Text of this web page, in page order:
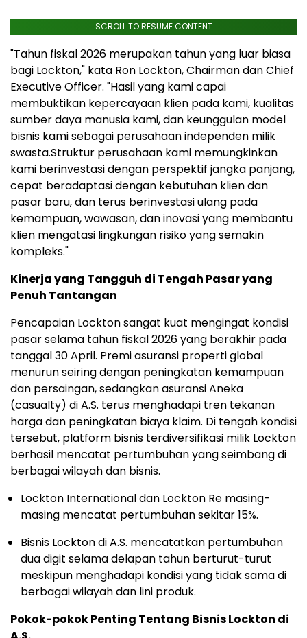
SCROLL TO RESUME CONTENT
"Tahun fiskal 2026 merupakan tahun yang luar biasa
bagi Lockton," kata Ron Lockton, Chairman dan Chief
Executive Officer. "Hasil yang kami capai
membuktikan kepercayaan klien pada kami, kualitas
sumber daya manusia kami, dan keunggulan model
bisnis kami sebagai perusahaan independen milik
swasta.Struktur perusahaan kami memungkinkan
kami berinvestasi dengan perspektif jangka panjang,
cepat beradaptasi dengan kebutuhan klien dan
pasar baru, dan terus berinvestasi ulang pada
kemampuan, wawasan, dan inovasi yang membantu
klien mengatasi lingkungan risiko yang semakin
kompleks."
Kinerja yang Tangguh di Tengah Pasar yang
Penuh Tantangan
Pencapaian Lockton sangat kuat mengingat kondisi
pasar selama tahun fiskal 2026 yang berakhir pada
tanggal 30 April. Premi asuransi properti global
menurun seiring dengan peningkatan kemampuan
dan persaingan, sedangkan asuransi Aneka
(casualty) di A.S. terus menghadapi tren tekanan
harga dan peningkatan biaya klaim. Di tengah kondisi
tersebut, platform bisnis terdiversifikasi milik Lockton
berhasil mencatat pertumbuhan yang seimbang di
berbagai wilayah dan bisnis.
Lockton International dan Lockton Re masing-
masing mencatat pertumbuhan sekitar 15%.
Bisnis Lockton di A.S. mencatatkan pertumbuhan
dua digit selama delapan tahun berturut-turut
meskipun menghadapi kondisi yang tidak sama di
berbagai wilayah dan lini produk.
Pokok-pokok Penting Tentang Bisnis Lockton di